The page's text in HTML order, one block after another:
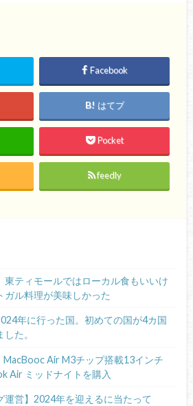
Facebook
はてブ
Pocket
feedly
東ティモールではローカル食もいいけ
ガル料理が美味しかった
年に行った国。初めての国が4カ国
た。
MacBooc Air M3チップ搭載13インチ
Air ミッドナイトを購入
運営】2024年を迎えるに当たって